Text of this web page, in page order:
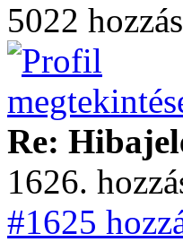
5022
Re:
1626.
#1625